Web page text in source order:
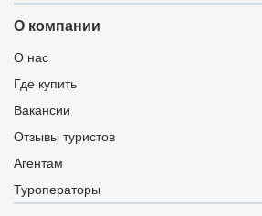
О компании
О нас
Где купить
Вакансии
Отзывы туристов
Агентам
Туроператоры